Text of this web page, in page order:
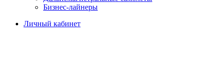
Бизнес-лайнеры
Личный кабинет